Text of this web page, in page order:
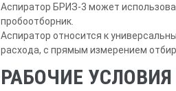
Аспиратор БРИЗ-3 может
пробоотборник.
Аспиратор относится к
расхода, с прямым измерением
РАБОЧИЕ